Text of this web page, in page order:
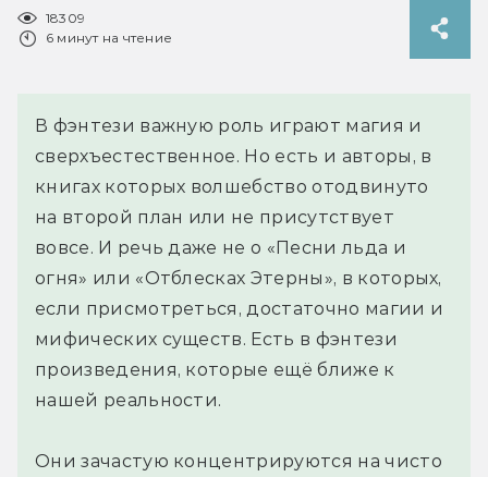
18309
6 минут на чтение
В фэнтези важную роль играют магия и
сверхъестественное. Но есть и авторы, в
книгах которых волшебство отодвинуто
на второй план или не присутствует
вовсе. И речь даже не о «Песни льда и
огня» или «Отблесках Этерны», в которых,
если присмотреться, достаточно магии и
мифических существ. Есть в фэнтези
произведения, которые ещё ближе к
нашей реальности.
Они зачастую концентрируются на чисто